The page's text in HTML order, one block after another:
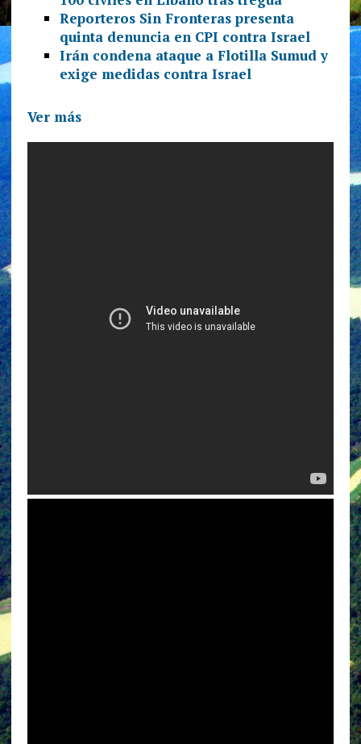
Reporteros Sin Fronteras presenta
quinta denuncia en CPI contra Israel
Irán condena ataque a Flotilla Sumud y
exige medidas contra Israel
Ver más